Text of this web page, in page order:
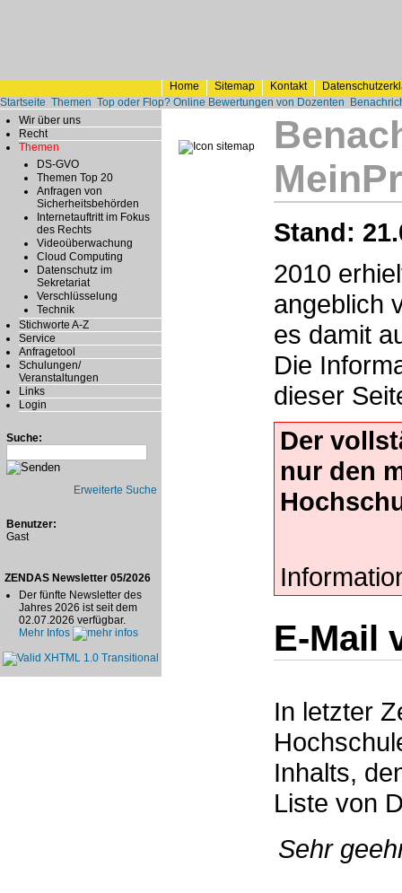
Home Sitemap Kontakt
Startseite Themen Top oder Flop? Online Bewertungen von Dozenten
Wir über uns
Recht
Themen
DS-GVO
Themen Top 20
Anfragen von
Sicherheitsbehörden
Internetauftritt im Fokus
des Rechts
Videoüberwachung
Cloud Computing
Datenschutz im
Sekretariat
Verschlüsselung
Technik
Stichworte A-Z
Service
Anfragetool
Schulungen/
Veranstaltungen
Links
Login
Suche:
Erweiterte Suche
Benutzer:
Gast
ZENDAS Newsletter 05/2026
Der fünfte Newsletter des
Jahres 2026 ist seit dem
02.07.2026 verfügbar.
Mehr Infos
Stand:
2010
angeblich
es damit
Die
dieser
Der
nur den
E-Mail
In letzter
Inhalts,
Liste von
Sehr